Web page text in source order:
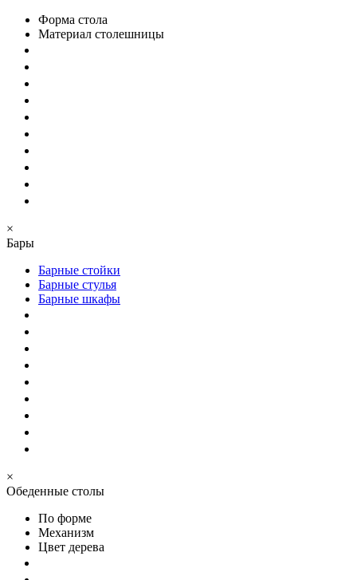
Форма стола
Материал столешницы
×
Бары
Барные стойки
Барные стулья
Барные шкафы
×
Обеденные столы
По форме
Механизм
Цвет дерева